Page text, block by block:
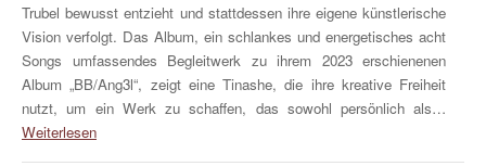
Trubel bewusst entzieht und stattdessen ihre eigene künstlerische
Vision verfolgt. Das Album, ein schlankes und energetisches acht
Songs umfassendes Begleitwerk zu ihrem 2023 erschienenen
Album „BB/Ang3l“, zeigt eine Tinashe, die ihre kreative Freiheit
nutzt, um ein Werk zu schaffen, das sowohl persönlich als…
Weiterlesen